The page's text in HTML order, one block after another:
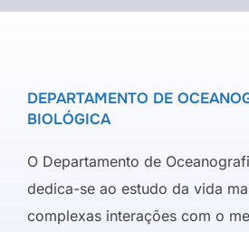
DEPARTAMENTO DE
BIOLÓGICA
O Departamento de
dedica-se ao estudo da vida
complexas interações com o